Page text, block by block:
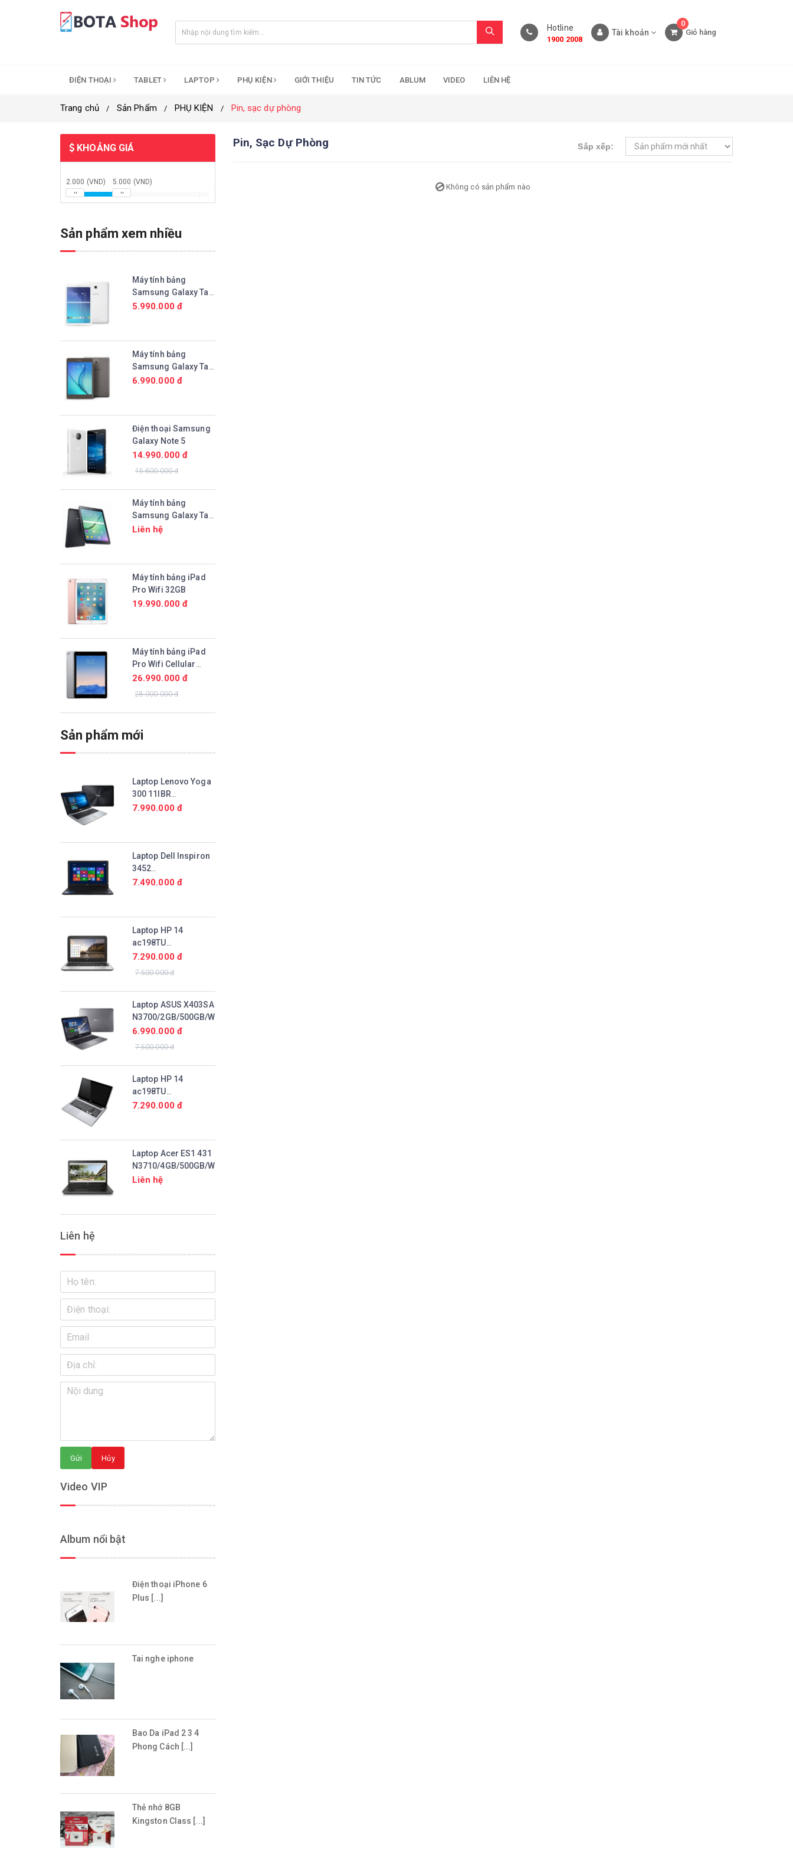
Hotline
1900 2008
Tài khoản
0
Giỏ hàng
ĐIỆN THOẠI TABLET LAPTOP PHỤ KIỆN GIỚI THIỆU TIN TỨC ABLUM VIDEO LIÊN HỆ
Trang chủ Sản Phẩm PHỤ KIỆN Pin, sạc dự phòng
KHOẢNG GIÁ
2.000 (VND) 5.000 (VND)
Sản phẩm xem nhiều
Máy tính bảng
Samsung Galaxy Tab
E 9.6 (SM-T561)
5.990.000 đ
Máy tính bảng
Samsung Galaxy Tab
A 9.7 (SM-P555)
6.990.000 đ
Điện thoại Samsung
Galaxy Note 5
14.990.000 đ
15.600.000 đ
Máy tính bảng
Samsung Galaxy Tab
S2 9.7 (SM-T815)
Liên hệ
Máy tính bảng iPad
Pro Wifi 32GB
19.990.000 đ
Máy tính bảng iPad
Pro Wifi Cellular
128GB
26.990.000 đ
28.000.000 đ
Sản phẩm mới
Laptop Lenovo Yoga
300 11IBR
N3710/4GB/32GB/Win10
7.990.000 đ
Laptop Dell Inspiron
3452
N3700/4GB/500GB/Win10
7.490.000 đ
Laptop HP 14
ac198TU
N3700/2GB/500GB/Win10
7.290.000 đ
7.500.000 đ
Laptop ASUS X403SA
N3700/2GB/500GB/Win10
6.990.000 đ
7.500.000 đ
Laptop HP 14
ac198TU
N3700/2GB/500GB/Win10
7.290.000 đ
Laptop Acer ES1 431
N3710/4GB/500GB/Win10
Liên hệ
Liên hệ
Gửi Hủy
Video VIP
Album nổi bật
Điện thoại iPhone 6
Plus [...]
Tai nghe iphone
Bao Da iPad 2 3 4
Phong Cách [...]
Thẻ nhớ 8GB
Kingston Class [...]
Pin, Sạc Dự Phòng Sắp xếp:
Không có sản phẩm nào